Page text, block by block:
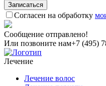
Согласен на обработку
Сообщение отправлено!
Или позвоните нам+7 (495)
Лечение
Лечение волос